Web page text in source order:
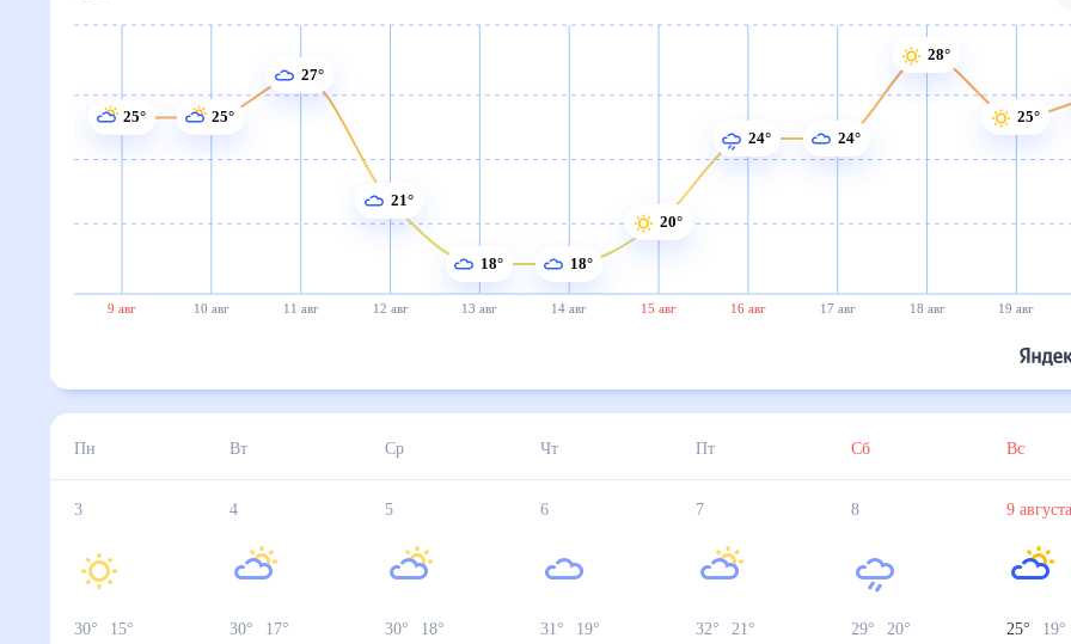
9 авг 10 авг 11 авг 12 авг 13 авг 14 авг 15 авг 16 авг 17 авг 18 авг 19 авг
25° 25°
27°
21°
18° 18°
20°
24° 24°
28°
25°
Пн Вт Ср Чт Пт Сб Вс
3
30° 15°
4
30° 17°
5
30° 18°
6
31° 19°
7
32° 21°
8
29° 20
9
25° 19°